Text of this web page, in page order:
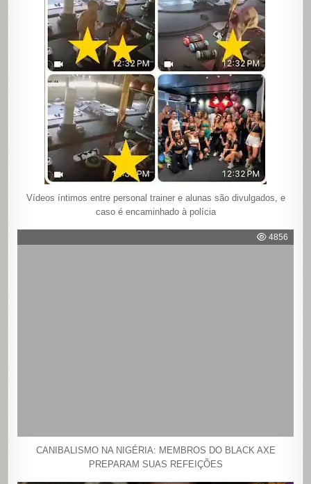
Vídeos íntimos entre personal trainer e alunas são divulgados, e
caso é encaminhado à polícia
4856
CANIBALISMO NA NIGÉRIA: MEMBROS DO BLACK AXE
PREPARAM SUAS REFEIÇÕES